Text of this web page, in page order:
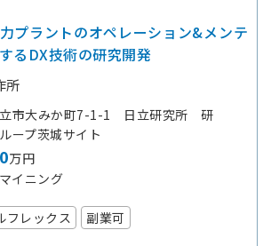
プラントのオペレーション&メンテ
るDX技術の研究開発
所
市大みか町7-1-1 日立研究所 研
ープ茨城サイト
万円
イニング
フレックス 副業可